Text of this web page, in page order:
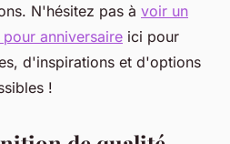
N'hésitez pas à voir un
anniversaire ici pour
d'inspirations et d'options
!